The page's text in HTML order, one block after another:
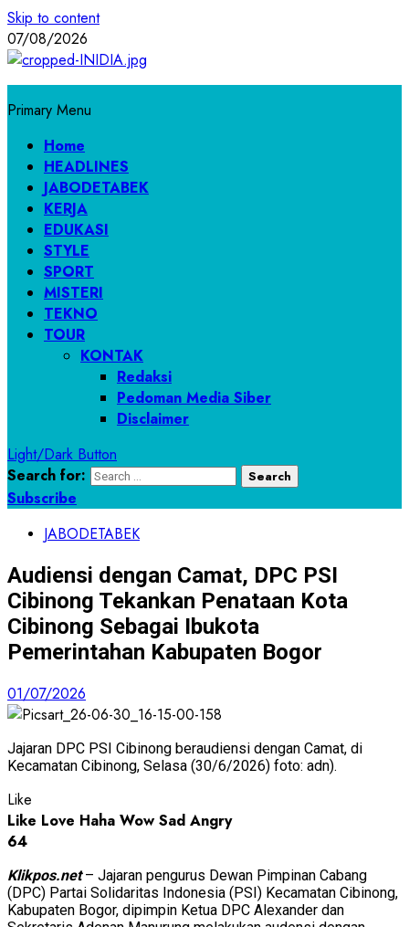
Skip to content
07/08/2026
Primary Menu
Home
HEADLINES
JABODETABEK
KERJA
EDUKASI
STYLE
SPORT
MISTERI
TEKNO
TOUR
KONTAK
Redaksi
Pedoman Media Siber
Disclaimer
Light/Dark Button
Search for:
Subscribe
JABODETABEK
Audiensi dengan Camat, DPC PSI
Cibinong Tekankan Penataan Kota
Cibinong Sebagai Ibukota
Pemerintahan Kabupaten Bogor
01/07/2026
Jajaran DPC PSI Cibinong beraudiensi dengan Camat, di
Kecamatan Cibinong, Selasa (30/6/2026) foto: adn).
Like
Like Love Haha Wow Sad Angry
64
Klikpos.net– Jajaran pengurus Dewan Pimpinan Cabang
(DPC) Partai Solidaritas Indonesia (PSI) Kecamatan Cibinong,
Kabupaten Bogor, dipimpin Ketua DPC Alexander dan